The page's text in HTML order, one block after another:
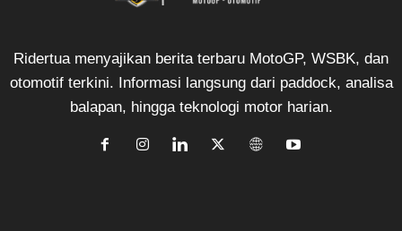
Ridertua menyajikan berita terbaru MotoGP, WSBK, dan
otomotif terkini. Informasi langsung dari paddock, analisa
balapan, hingga teknologi motor harian.